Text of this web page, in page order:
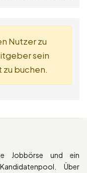
Nutzer zu
sein
zu buchen.
Jobbörse und ein
Über